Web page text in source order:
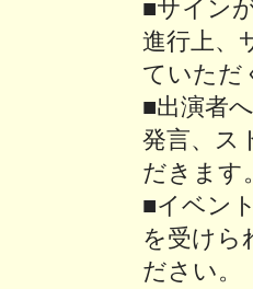
■サイン
進行上、
ていただ
■出演者
発言、ス
だきます
■イベン
を受けら
ださい。